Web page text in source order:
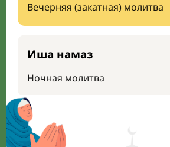
Вечерняя (закатная) молитва
Иша намаз
Ночная молитва